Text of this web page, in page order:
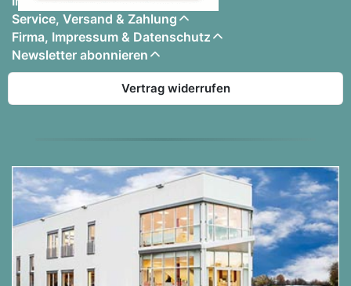
Zahlungsmöglichkeiten
Versandinformationen
Geld-zurück-Garantie
Downloads / Anleitungen / Prospekte
Y Yamaha Digitalpianos
Service, Versand & Zahlung
Firma, Impressum & Datenschutz
Newsletter abonnieren
Vertrag widerrufen